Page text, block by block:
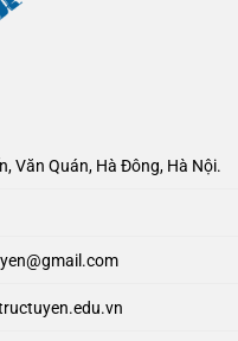
Văn Quán, Hà Đông, Hà Nội.